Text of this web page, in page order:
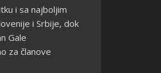
i sa najboljim
i Srbije, dok
Gale
za članove